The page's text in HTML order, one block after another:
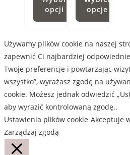
opcji
produkt
ma
wiele
wariantów.
Opcje
można
wybrać
na
45,00 zł
do
opcje
produkt
ma
wiele
wariantów.
Opcje
można
wybrać
Używamy plików cookie na naszej
zapewnić Ci najbardziej
Twoje preferencje i powtarzając
wszystko”, wyrażasz zgodę na
cookie. Możesz jednak odwiedzić
aby wyrazić kontrolowaną zgodę..
Ustawienia plików cookie Akceptuje
Zarządzaj zgodą